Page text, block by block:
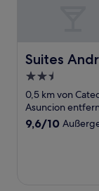
Suites
Suites Andre
2.5-
Sterne-
Unterkunft
0,5 km von
Asuncion
9.6
9,6/10